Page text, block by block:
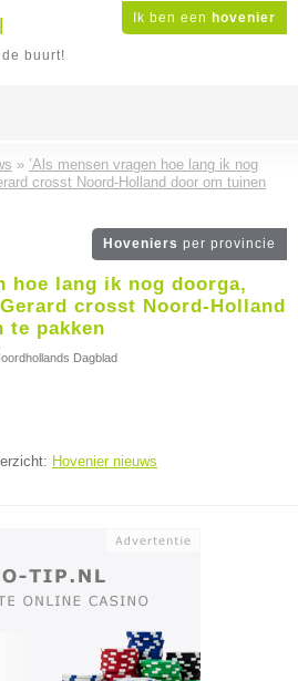
Ik ben een hovenier
buurt!
» ’Als mensen vragen hoe lang ik nog
crosst Noord-Holland door om tuinen
Hoveniers per provincie
hoe lang ik nog doorga,
crosst Noord-Holland
te pakken
Dagblad
Hovenier nieuws